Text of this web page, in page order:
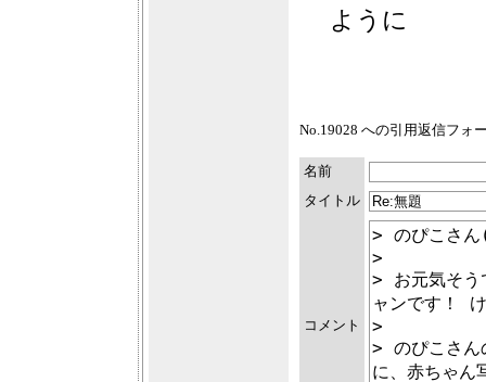
ように
No.19028 への引用返信フォ
名前
タイトル
コメント